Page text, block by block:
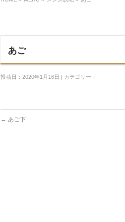
あご
投稿日：2020年1月16日 | カテゴリー：
← あご下